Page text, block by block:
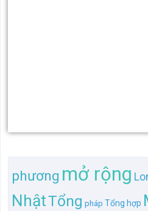
phương mở rộng
NhậtTổng pháp Tổng hợp